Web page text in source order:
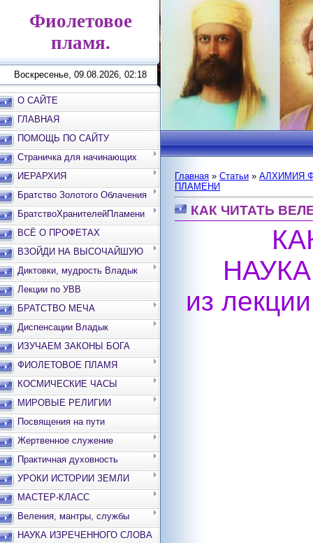
Фиолетовое
пламя.
Воскресенье, 09.08.2026, 02:18
О САЙТЕ
ГЛАВНАЯ
ПОМОЩЬ ПО САЙТУ
Страничка для начинающих
ИЕРАРХИЯ
Братство Золотого Облачения
БратствоХранителейПламени
ВСЁ О ПРОФЕТАХ
ВЗОЙДИ НА ВЫСОЧАЙШУЮ
ВЕРШИНУ
Диктовки, мудрость Владык
Лекции по УВВ
БРАТСТВО МЕЧА
Диспенсации Владык
ИЗУЧАЕМ ЗАКОНЫ БОГА
ФИОЛЕТОВОЕ ПЛАМЯ
КОСМИЧЕСКИЕ ЧАСЫ
МИРОВЫЕ РЕЛИГИИ
Посвящения на пути
Жертвенное служение
Практичная духовность
УРОКИ ИСТОРИИ ЗЕМЛИ
МАСТЕР-КЛАСС
Веления, мантры, службы
НАУКА ИЗРЕЧЕННОГО СЛОВА
Главная » Статьи » АЛХИМИЯ
ПЛАМЕНИ
КАК ЧИТАТЬ
из